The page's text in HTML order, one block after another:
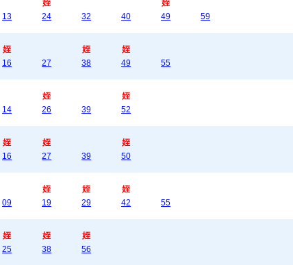
13
姪
24
32 40
姪
49
59
姪
16
27
姪
38
姪
49
55
14
姪
26
39
姪
52
姪
16
姪
27
39
姪
50
09
姪
19
姪
29
姪
42
55
姪
25
姪
38
姪
56